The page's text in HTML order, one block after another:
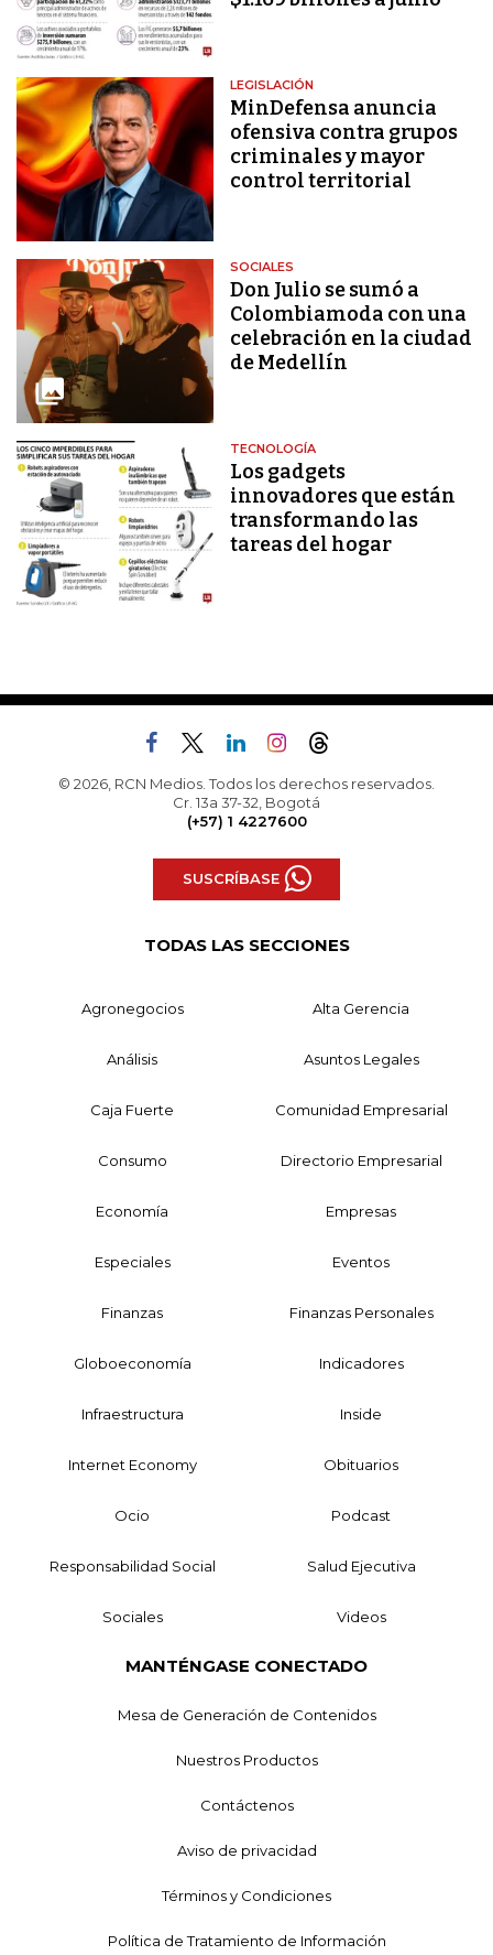
LEGISLACIÓN
MinDefensa anuncia
ofensiva contra grupos
criminales y mayor
control territorial
SOCIALES
Don Julio se sumó a
Colombiamoda con una
celebración en la ciudad
de Medellín
TECNOLOGÍA
Los gadgets
innovadores que están
transformando las
tareas del hogar
© 2026, RCN Medios. Todos los derechos reservados.
Cr. 13a 37-32, Bogotá
(+57) 1 4227600
SUSCRÍBASE
TODAS LAS SECCIONES
Agronegocios Alta Gerencia
Análisis Asuntos Legales
Caja Fuerte Comunidad Empresarial
Consumo Directorio Empresarial
Economía Empresas
Especiales Eventos
Finanzas Finanzas Personales
Globoeconomía Indicadores
Infraestructura Inside
Internet Economy Obituarios
Ocio Podcast
Responsabilidad Social Salud Ejecutiva
Sociales Videos
MANTÉNGASE CONECTADO
Mesa de Generación de Contenidos
Nuestros Productos
Contáctenos
Aviso de privacidad
Términos y Condiciones
Política de Tratamiento de Información